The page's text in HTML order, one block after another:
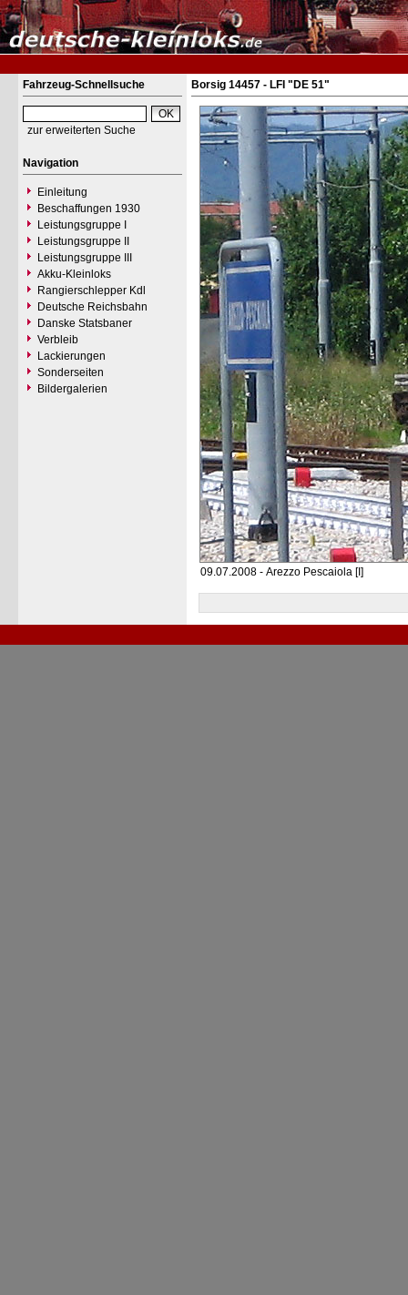
Fahrzeug-Schnellsuche
zur erweiterten Suche
Navigation
Einleitung
Beschaffungen 1930
Leistungsgruppe I
Leistungsgruppe II
Leistungsgruppe III
Akku-Kleinloks
Rangierschlepper Kdl
Deutsche Reichsbahn
Danske Statsbaner
Verbleib
Lackierungen
Sonderseiten
Bildergalerien
Borsig 14457 - LFI "DE 51"
09.07.2008 - Arezzo Pescaiola [I]